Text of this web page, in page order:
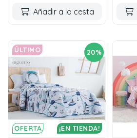
Añadir a la cesta
20%
OFERTA ¡EN TIENDA!
ÚLTIMO